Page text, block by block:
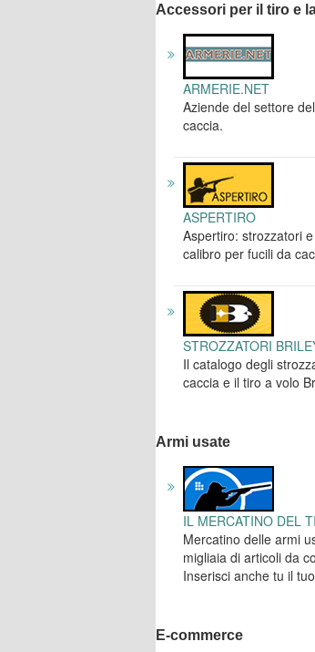
Accessori per il tiro e
ARMERIE.NET
Aziende del settore
caccia.
ASPERTIRO
Aspertiro: strozzatori
calibro per fucili da
STROZZATORI
Il catalogo degli
caccia e il tiro a volo
Armi usate
IL MERCATINO DEL
Mercatino delle armi
migliaia di articoli da
Inserisci anche tu il
E-commerce